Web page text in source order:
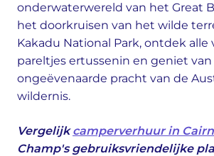
onderwaterwereld van het Great
het doorkruisen van het wilde
Kakadu National Park, ontdek alle
pareltjes ertussenin en geniet van
ongeëvenaarde pracht van de
wildernis.
Vergelijkcamperverhuur in
Champ's gebruiksvriendelijke